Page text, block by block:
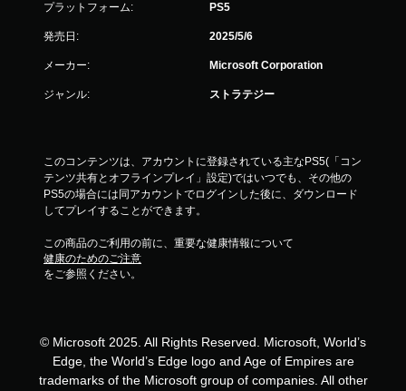
す
プラットフォーム: PS5
発売日: 2025/5/6
メーカー: Microsoft Corporation
ジャンル: ストラテジー
このコンテンツは、アカウントに登録されている主なPS5(「コン
テンツ共有とオフラインプレイ」設定)ではいつでも、その他の
PS5の場合には同アカウントでログインした後に、ダウンロード
してプレイすることができます。
この商品のご利用の前に、重要な健康情報について
健康のためのご注意
をご参照ください。
© Microsoft 2025. All Rights Reserved. Microsoft, World’s
Edge, the World’s Edge logo and Age of Empires are
trademarks of the Microsoft group of companies. All other